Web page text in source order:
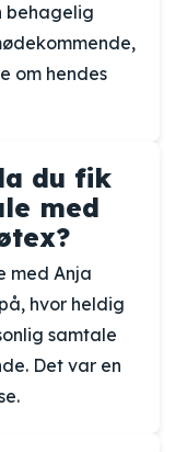
behagelig
om hendes
du fik
med
med Anja
hvor heldig
samtale
Det var en